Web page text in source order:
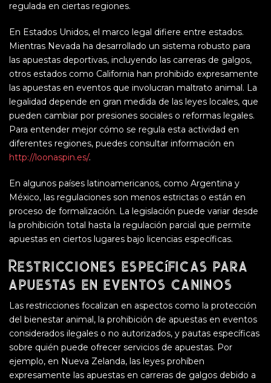
regulada en ciertas regiones.
En Estados Unidos, el marco legal difiere entre estados.
Mientras Nevada ha desarrollado un sistema robusto para
las apuestas deportivas, incluyendo las carreras de galgos,
otros estados como California han prohibido expresamente
las apuestas en eventos que involucran maltrato animal. La
legalidad depende en gran medida de las leyes locales, que
pueden cambiar por presiones sociales o reformas legales.
Para entender mejor cómo se regula esta actividad en
diferentes regiones, puedes consultar información en
http://loonaspin.es/.
En algunos países latinoamericanos, como Argentina y
México, las regulaciones son menos estrictas o están en
proceso de formalización. La legislación puede variar desde
la prohibición total hasta la regulación parcial que permite
apuestas en ciertos lugares bajo licencias específicas.
Restricciones específicas para
apuestas en eventos caninos
Las restricciones focalizan en aspectos como la protección
del bienestar animal, la prohibición de apuestas en eventos
considerados ilegales o no autorizados, y pautas específicas
sobre quién puede ofrecer servicios de apuestas. Por
ejemplo, en Nueva Zelanda, las leyes prohíben
expresamente las apuestas en carreras de galgos debido a